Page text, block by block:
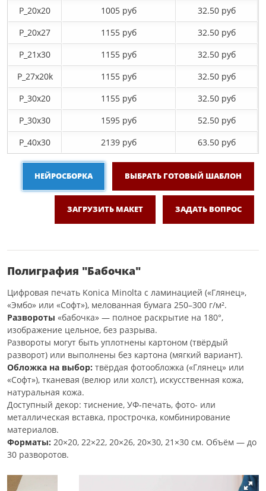
P_20х20
1005 руб
32.50 руб
P_20х27
1155 руб
32.50 руб
P_21х30
1155 руб
32.50 руб
P_27х20k
1155 руб
32.50 руб
P_30х20
1155 руб
32.50 руб
P_30х30
1595 руб
52.50 руб
P_40х30
2139 руб 63.50 руб
НЕЙРОСБОРКА ВЫБРАТЬ ГОТОВЫЙ ШАБЛОН
ЗАГРУЗИТЬ МАКЕТ ЗАДАТЬ ВОПРОС
Полиграфия "Бабочка"
Цифровая печать Konica Minolta с ламинацией («Глянец»,
«Эмбо» или «Софт»), мелованная бумага 250–300 г/м².
Развороты «бабочка» — полное раскрытие на 180°,
изображение цельное, без разрыва.
Развороты могут быть уплотнены картоном (твёрдый
разворот) или выполнены без картона (мягкий вариант).
Обложка на выбор: твёрдая фотообложка («Глянец» или
«Софт»), тканевая (велюр или холст), искусственная кожа,
натуральная кожа.
Доступный декор: тиснение, УФ-печать, фото- или
металлическая вставка, прострочка, комбинирование
материалов.
Форматы: 20×20, 22×22, 20×26, 20×30, 21×30 см. Объём — до
30 разворотов.